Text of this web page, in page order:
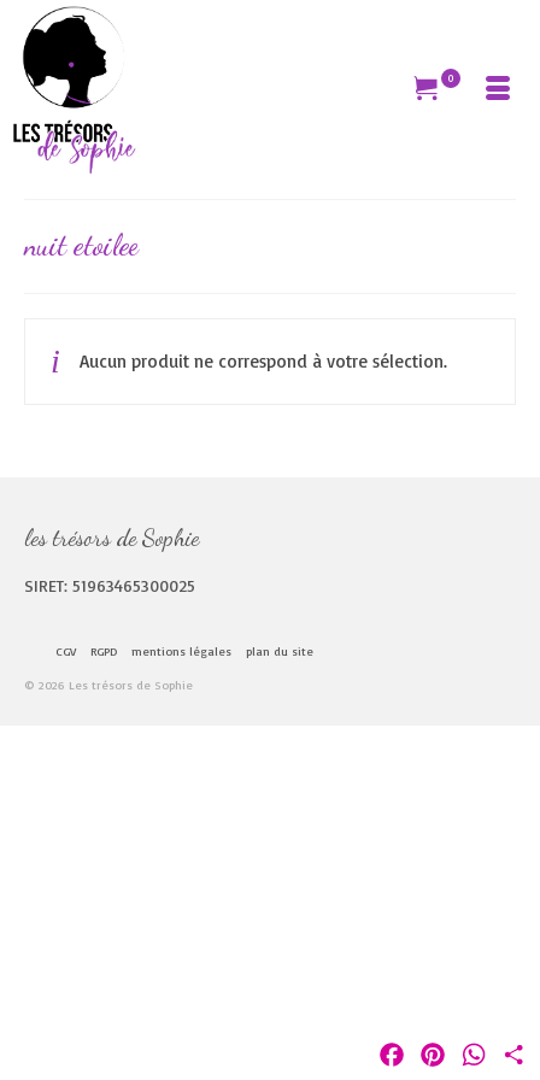
0
nuit etoilee
Aucun produit ne correspond à votre sélection.
les trésors de Sophie
SIRET: 51963465300025
CGV RGPD mentions légales plan du site
© 2026 Les trésors de Sophie
FacebookPinterest